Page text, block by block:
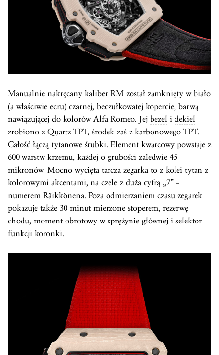
Manualnie nakręcany kaliber RM został zamknięty w biało
(a właściwie ecru) czarnej, beczułkowatej kopercie, barwą
nawiązującej do kolorów Alfa Romeo. Jej bezel i dekiel
zrobiono z Quartz TPT, środek zaś z karbonowego TPT.
Całość łączą tytanowe śrubki. Element kwarcowy powstaje z
600 warstw krzemu, każdej o grubości zaledwie 45
mikronów. Mocno wycięta tarcza zegarka to z kolei tytan z
kolorowymi akcentami, na czele z duża cyfrą „7” –
numerem Räikkönena. Poza odmierzaniem czasu zegarek
pokazuje także 30 minut mierzone stoperem, rezerwę
chodu, moment obrotowy w sprężynie głównej i selektor
funkcji koronki.